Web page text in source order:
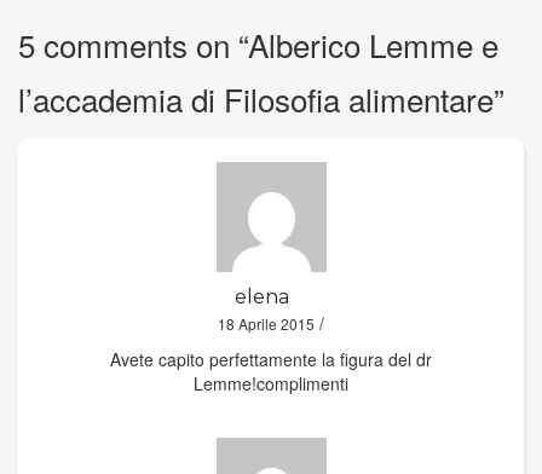
5 comments on “Alberico Lemme e
l’accademia di Filosofia alimentare”
elena
18 Aprile 2015 /
Avete capito perfettamente la figura del dr
Lemme!complimenti